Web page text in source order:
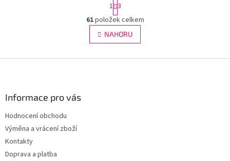
O
v
l
á
t
r
á
n
k
v
1 3
61položek celkem
NAHORU
Informace pro vás
Hodnocení obchodu
Výměna a vrácení zboží
Kontakty
Doprava a platba